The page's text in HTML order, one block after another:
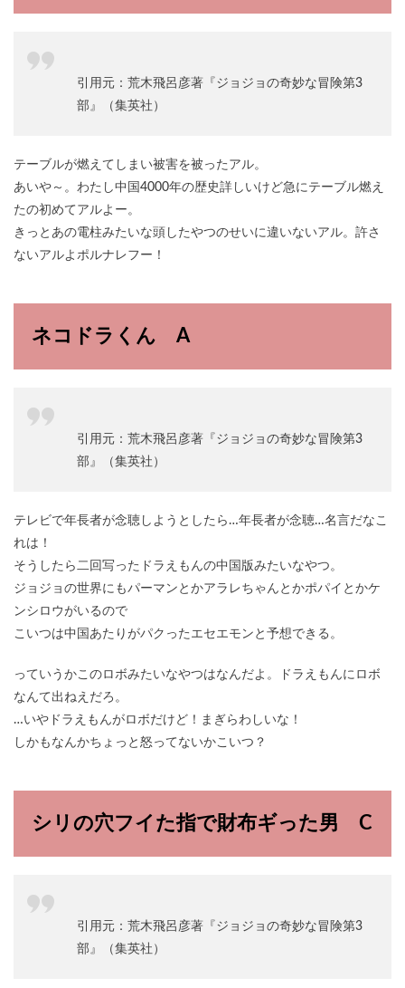
引用元：荒木飛呂彦著『ジョジョの奇妙な冒険第3
部』（集英社）
テーブルが燃えてしまい被害を被ったアル。
あいや～。わたし中国4000年の歴史詳しいけど急にテーブル燃え
たの初めてアルよー。
きっとあの電柱みたいな頭したやつのせいに違いないアル。許さ
ないアルよポルナレフー！
ネコドラくん A
引用元：荒木飛呂彦著『ジョジョの奇妙な冒険第3
部』（集英社）
テレビで年長者が念聴しようとしたら…年長者が念聴…名言だなこ
れは！
そうしたら二回写ったドラえもんの中国版みたいなやつ。
ジョジョの世界にもパーマンとかアラレちゃんとかポパイとかケ
ンシロウがいるので
こいつは中国あたりがパクったエセエモンと予想できる。
っていうかこのロボみたいなやつはなんだよ。ドラえもんにロボ
なんて出ねえだろ。
…いやドラえもんがロボだけど！まぎらわしいな！
しかもなんかちょっと怒ってないかこいつ？
シリの穴フイた指で財布ギった男 C
引用元：荒木飛呂彦著『ジョジョの奇妙な冒険第3
部』（集英社）